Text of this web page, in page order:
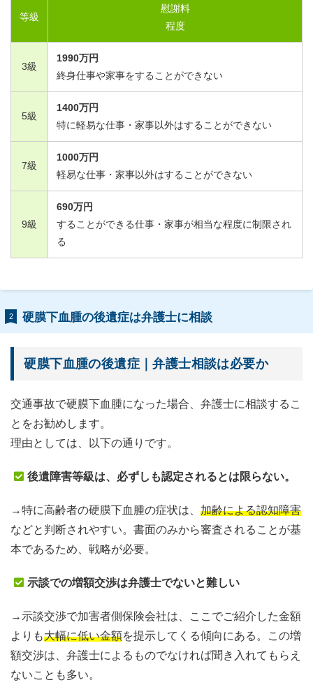
等級
慰謝料
程度
3級
1990万円
終身仕事や家事をすることができない
5級
1400万円
特に軽易な仕事・家事以外はすることができない
7級
1000万円
軽易な仕事・家事以外はすることができない
9級
690万円
することができる仕事・家事が相当な程度に制限され
る
2 硬膜下血腫の後遺症は弁護士に相談
硬膜下血腫の後遺症｜弁護士相談は必要か
交通事故で硬膜下血腫になった場合、弁護士に相談するこ
とをお勧めします。
理由としては、以下の通りです。
後遺障害等級は、必ずしも認定されるとは限らない。
→特に高齢者の硬膜下血腫の症状は、 加齢による認知障害
などと判断されやすい。書面のみから審査されることが基
本であるため、戦略が必要。
示談での増額交渉は弁護士でないと難しい
→示談交渉で加害者側保険会社は、ここでご紹介した金額
よりも大幅に低い金額を提示してくる傾向にある。この増
額交渉は、弁護士によるものでなければ聞き入れてもらえ
ないことも多い。